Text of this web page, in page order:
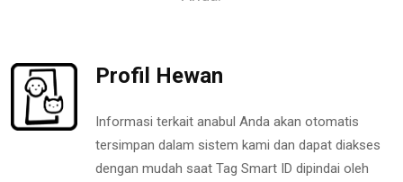
Profil Hewan
Informasi terkait anabul Anda akan otomatis
tersimpan dalam sistem kami dan dapat diakses
dengan mudah saat Tag Smart ID dipindai oleh